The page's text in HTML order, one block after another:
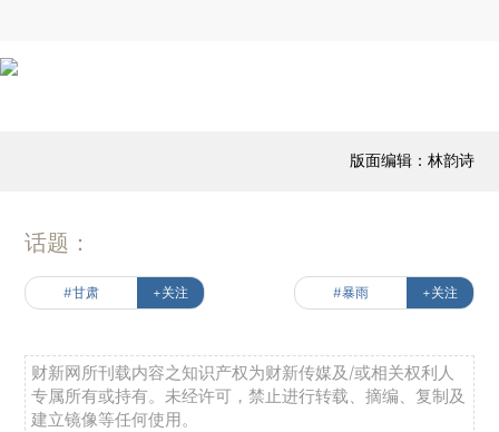
版面编辑：林韵诗
话题：
#甘肃 +关注 #暴雨 +关注
财新网所刊载内容之知识产权为财新传媒及/或相关权利人
专属所有或持有。未经许可，禁止进行转载、摘编、复制及
建立镜像等任何使用。